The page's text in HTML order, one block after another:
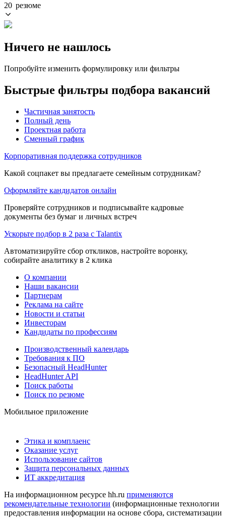
20 резюме
Ничего не нашлось
Попробуйте изменить формулировку или фильтры
Быстрые фильтры подбора вакансий
Частичная занятость
Полный день
Проектная работа
Сменный график
Корпоративная поддержка сотрудников
Какой соцпакет вы предлагаете семейным сотрудникам?
Оформляйте кандидатов онлайн
Проверяйте сотрудников и подписывайте кадровые
документы без бумаг и личных встреч
Ускорьте подбор в 2 раза с Talantix
Автоматизируйте сбор откликов, настройте воронку,
собирайте аналитику в 2 клика
О компании
Наши вакансии
Партнерам
Реклама на сайте
Новости и статьи
Инвесторам
Кандидаты по профессиям
Производственный календарь
Требования к ПО
Безопасный HeadHunter
HeadHunter API
Поиск работы
Поиск по резюме
Мобильное приложение
Этика и комплаенс
Оказание услуг
Использование сайтов
Защита персональных данных
ИТ аккредитация
На информационном ресурсе hh.ru применяются
рекомендательные технологии (информационные технологии
предоставления информации на основе сбора, систематизации